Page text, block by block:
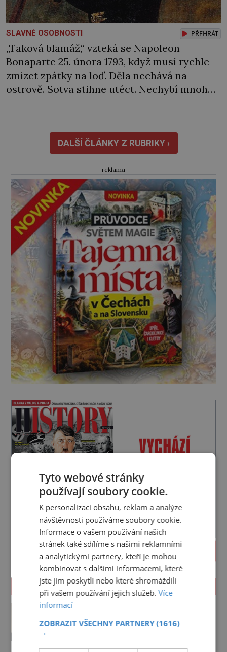
SLAVNÉ OSOBNOSTI PŘEHRÁT
„Taková blamáž,“ vzteká se Napoleon
Bonaparte 25. února 1793, když musí rychle
zmizet zpátky na loď. Děla nechává na
ostrově. Sotva stihne utéct. Nechybí mnoho
Francouzská flotila pod velením admirála
Laurenta Trugueta (1752‒1839) vyplouvá
v únoru 1793 z Toulonu. Mezi posádkou […]
DALŠÍ ČLÁNKY Z RUBRIKY ›
reklama
PROLISTOVAT
ZAJÍMAVOSTI
StB byly horší než gestapácké
trýznění
Ponižují ho a mlátí. Do jídla mu
pořádně vyspat a smrtí vyhrožují i
Tyto webové stránky
používají soubory cookie.
K personalizaci obsahu, reklam a analýze
návštěvnosti používáme soubory cookie.
Informace o vašem používání našich
stránek také sdílíme s našimi reklamními
a analytickými partnery, kteří je mohou
kombinovat s dalšími informacemi, které
jste jim poskytli nebo které shromáždili
při vašem používání jejich služeb.Více
informací
ZOBRAZIT VŠECHNY PARTNERY(1616)
→